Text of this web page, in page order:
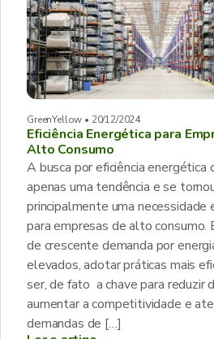
GreenYellow • 20/12/2024
Eficiência Energética para
Alto Consumo
A busca por eficiência energética
apenas uma tendência e se
principalmente uma necessidade
para empresas de alto consumo.
de crescente demanda por
elevados, adotar práticas mais
ser, de fato a chave para reduzir
aumentar a competitividade e
demandas de […]